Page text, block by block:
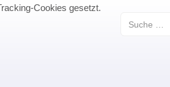
Suchen
Cookies gesetzt.